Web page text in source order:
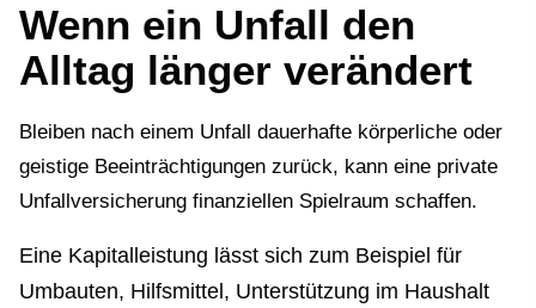
Wenn ein Unfall den
Alltag länger verändert
Bleiben nach einem Unfall dauerhafte körperliche oder
geistige Beeinträchtigungen zurück, kann eine private
Unfall­ver­si­che­rung finanziellen Spielraum schaffen.
Eine Kapitalleistung lässt sich zum Beispiel für
Umbauten, Hilfsmittel, Unterstützung im Haushalt